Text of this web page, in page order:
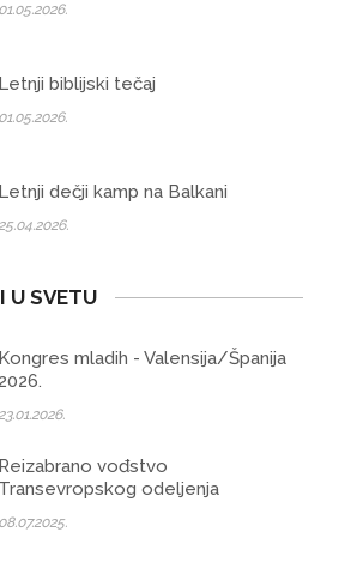
01.05.2026.
Letnji biblijski tečaj
01.05.2026.
Letnji dečji kamp na Balkani
U SVETU
Kongres mladih - Valensija/Španija
2026.
Reizabrano vođstvo
Transevropskog odeljenja
08.07.2025.